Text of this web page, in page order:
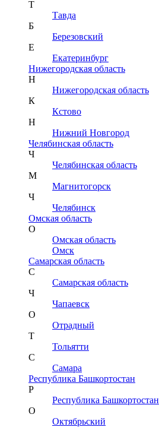
Т
Тавда
Б
Березовский
Е
Екатеринбург
Нижегородская область
Н
Нижегородская область
К
Кстово
Н
Нижний Новгород
Челябинская область
Ч
Челябинская область
М
Магнитогорск
Ч
Челябинск
Омская область
О
Омская область
Омск
Самарская область
С
Самарская область
Ч
Чапаевск
О
Отрадный
Т
Тольятти
С
Самара
Республика Башкортостан
Р
Республика Башкортостан
О
Октябрьский